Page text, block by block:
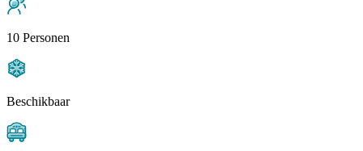
10 Personen
Beschikbaar